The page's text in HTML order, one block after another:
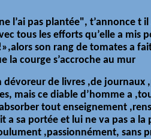
l’ai pas plantée", t’annonce t
tous les efforts qu’elle a mis
son rang de tomates a
la courge s’accroche au mur
de livres ,de journaux
mais ce diable d’homme a
tout enseignement
sa portée et lui ne va pas a la
,passionnément, sans